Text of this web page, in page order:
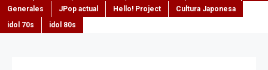
Generales
JPop actual Hello! Project
Cultura Japonesa
idol 70s
idol 80s